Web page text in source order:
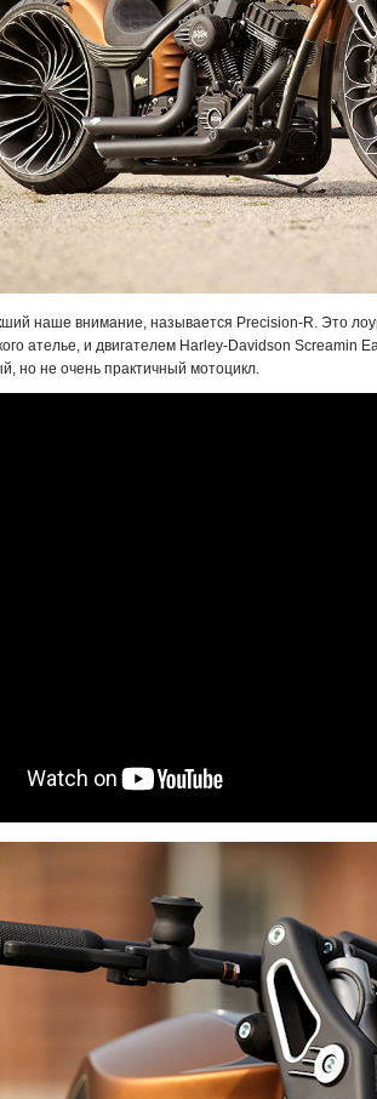
наше внимание, называется Precision-R. Это
ателье, и двигателем Harley-Davidson Screamin
но не очень практичный мотоцикл.